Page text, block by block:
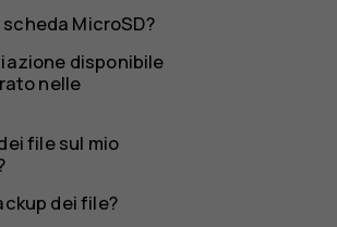
MicroSD?
disponibile
nelle
file sul mio
dei file?